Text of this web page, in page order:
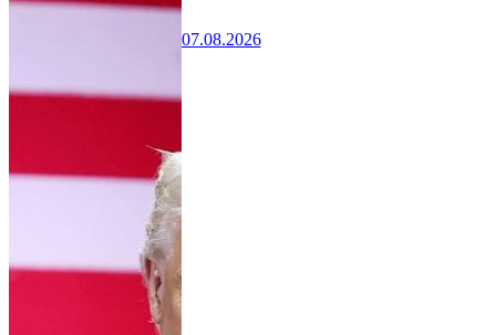
07.08.2026